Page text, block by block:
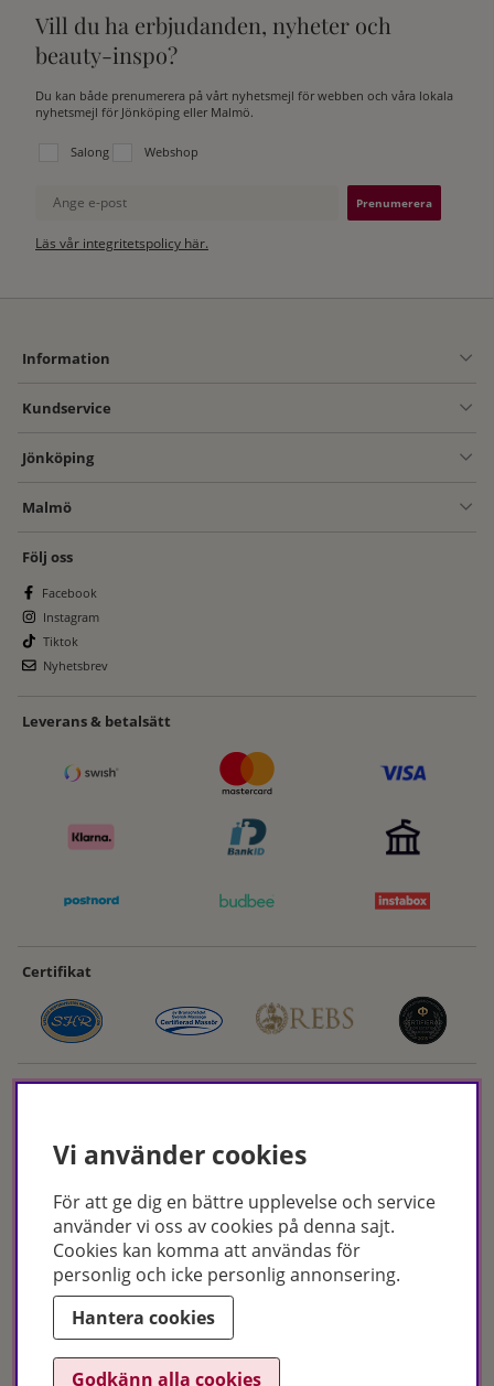
Vill du ha erbjudanden, nyheter och
beauty-inspo?
Du kan både prenumerera på vårt nyhetsmejl för webben och våra lokala
nyhetsmejl för Jönköping eller Malmö.
Välj vilken lista du vill prenumerera på:
Salong Webshop
Ange e-post
Läs vår integritetspolicy här.
Information
Kundservice
Jönköping
Malmö
Följ oss
Facebook
Instagram
Tiktok
Nyhetsbrev
Leverans & betalsätt
Certifikat
Hudoteket erbjuder ett noga utvalt sortiment inom hudvård, hårvård och
makeup – både online och i butik. Med över 50 års erfarenhet och
utbildade hudterapeuter hjälper vi dig att hitta rätt produkter och
behandlingar för just dina behov. Handla enkelt på hudoteket.se eller
besök oss i Jönköping och Malmö.
Copyright © Hudoteket 2025
Vi använder cookies
För att ge dig en bättre upplevelse och service
använder vi oss av cookies på denna sajt.
Cookies kan komma att användas för
personlig och icke personlig annonsering.
Hantera cookies
Godkänn alla cookies